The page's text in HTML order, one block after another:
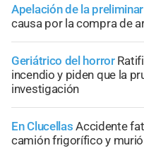
Apelación de la preliminar
causa por la compra de
Geriátrico del horror
incendio y piden que la
investigación
En Clucellas Accidente
camión frigorífico y